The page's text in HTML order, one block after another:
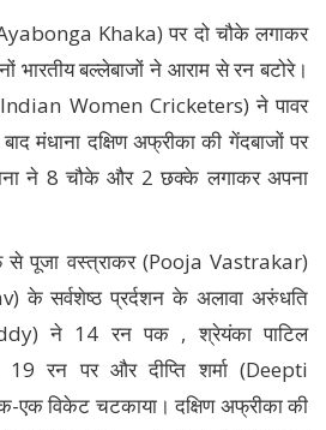
Khaka) पर दो चौके लगाकर
बल्लेबाजों ने आराम से रन बटोरे।
(Indian Women Cricketers) ने पावर
मंधाना दक्षिण अफ्रीका की गेंदबाजों पर
ने 8 चौके और 2 छक्के लगाकर अपना
पूजा वस्त्राकर (Pooja Vastrakar)
के सर्वशेष्ठ प्रर्दशन के अलावा अरुंधति
ने 14 रन पक , श्रेयंका पाटिल
रन पर और दीप्ति शर्मा (Deepti
विकेट चटकाया। दक्षिण अफ्रीका की